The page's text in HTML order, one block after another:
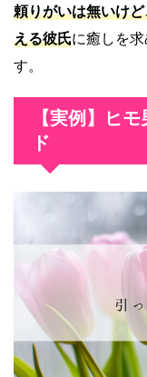
頼りがいは無いけ
える彼氏に癒しを
す。
【実例】ヒ
ド